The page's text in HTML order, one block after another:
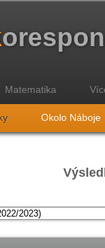
Matematika
Okolo Náboje